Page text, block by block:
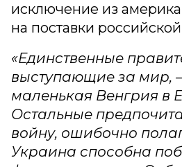
исключение из
на поставки
«Единственные
выступающие за мир,
маленькая Венгрия в
Остальные
войну, ошибочно
Украина способна